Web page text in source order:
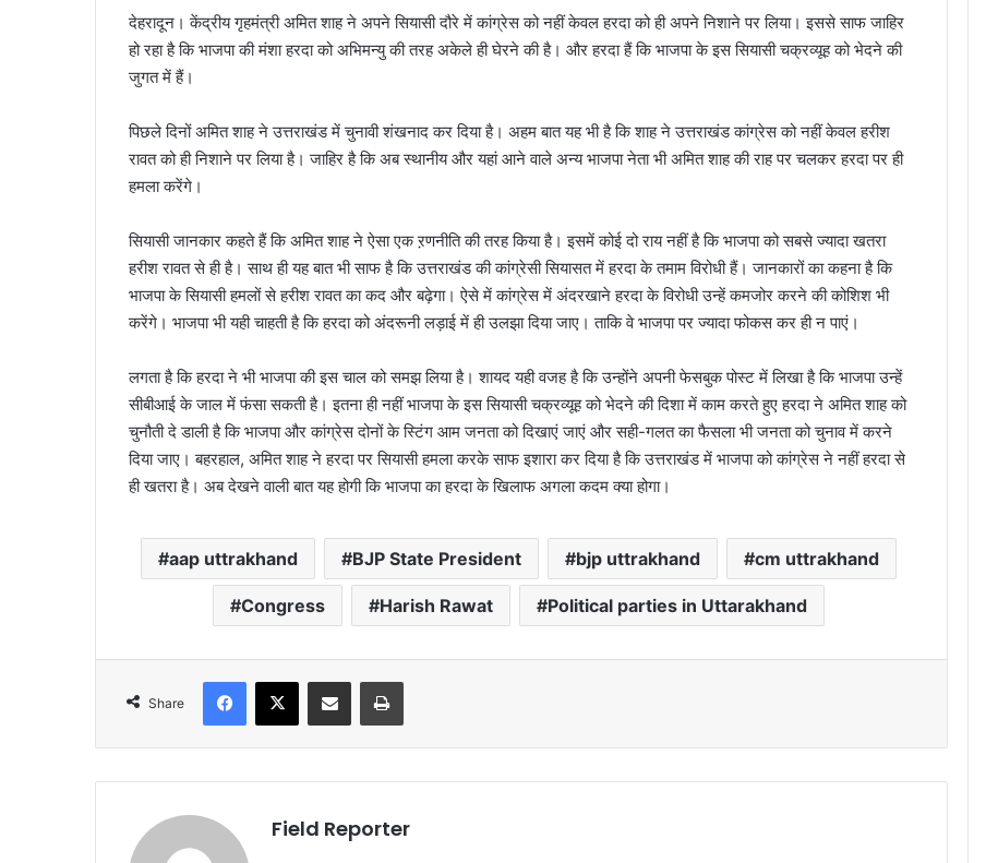
देहरादून। केंद्रीय गृहमंत्री अमित शाह ने अपने सियासी दौरे में कांग्रेस को नहीं केवल हरदा को ही अपने निशाने पर लिया। इससे साफ जाहिर
हो रहा है कि भाजपा की मंशा हरदा को अभिमन्यु की तरह अकेले ही घेरने की है। और हरदा हैं कि भाजपा के इस सियासी चक्रव्यूह को भेदने की
जुगत में हैं।
पिछले दिनों अमित शाह ने उत्तराखंड में चुनावी शंखनाद कर दिया है। अहम बात यह भी है कि शाह ने उत्तराखंड कांग्रेस को नहीं केवल हरीश
रावत को ही निशाने पर लिया है। जाहिर है कि अब स्थानीय और यहां आने वाले अन्य भाजपा नेता भी अमित शाह की राह पर चलकर हरदा पर ही
हमला करेंगे।
सियासी जानकार कहते हैं कि अमित शाह ने ऐसा एक ऱणनीति की तरह किया है। इसमें कोई दो राय नहीं है कि भाजपा को सबसे ज्यादा खतरा
हरीश रावत से ही है। साथ ही यह बात भी साफ है कि उत्तराखंड की कांग्रेसी सियासत में हरदा के तमाम विरोधी हैं। जानकारों का कहना है कि
भाजपा के सियासी हमलों से हरीश रावत का कद और बढ़ेगा। ऐसे में कांग्रेस में अंदरखाने हरदा के विरोधी उन्हें कमजोर करने की कोशिश भी
करेंगे। भाजपा भी यही चाहती है कि हरदा को अंदरूनी लड़ाई में ही उलझा दिया जाए। ताकि वे भाजपा पर ज्यादा फोकस कर ही न पाएं।
लगता है कि हरदा ने भी भाजपा की इस चाल को समझ लिया है। शायद यही वजह है कि उन्होंने अपनी फेसबुक पोस्ट में लिखा है कि भाजपा उन्हें
सीबीआई के जाल में फंसा सकती है। इतना ही नहीं भाजपा के इस सियासी चक्रव्यूह को भेदने की दिशा में काम करते हुए हरदा ने अमित शाह को
चुनौती दे डाली है कि भाजपा और कांग्रेस दोनों के स्टिंग आम जनता को दिखाएं जाएं और सही-गलत का फैसला भी जनता को चुनाव में करने
दिया जाए। बहरहाल, अमित शाह ने हरदा पर सियासी हमला करके साफ इशारा कर दिया है कि उत्तराखंड में भाजपा को कांग्रेस ने नहीं हरदा से
ही खतरा है। अब देखने वाली बात यह होगी कि भाजपा का हरदा के खिलाफ अगला कदम क्या होगा।
aap uttrakhand BJP State President bjp uttrakhand cm uttrakhand
Congress Harish Rawat Political parties in Uttarakhand
Share
Facebook
X Share via Email Print
Field Reporter